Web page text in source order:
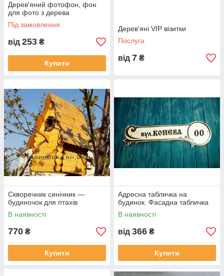
Дерев'яний фотофон, фон
для фото з дерева
Під замовлення
від 253 ₴
Купити
Дерев'яні VIP візитки
Послуга
від 7 ₴
Скворечник синічник —
будиночок для птахів
В наявності
770 ₴
Купити
Адресна табличка на
будинок. Фасадна табличка
В наявності
від 366 ₴
Купити